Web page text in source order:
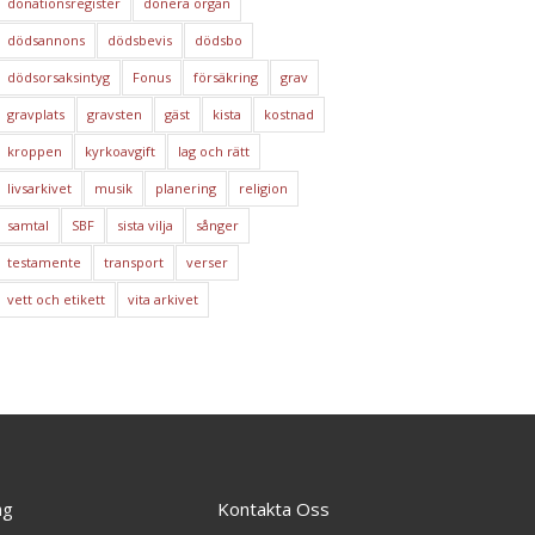
dödsannons dödsbevis dödsbo
dödsorsaksintyg Fonus försäkring grav
gravplats gravsten gäst kista kostnad
kroppen kyrkoavgift lag och rätt
livsarkivet musik planering religion
samtal SBF sista vilja sånger
testamente transport verser
vett och etikett vita arkivet
Kontakta Oss